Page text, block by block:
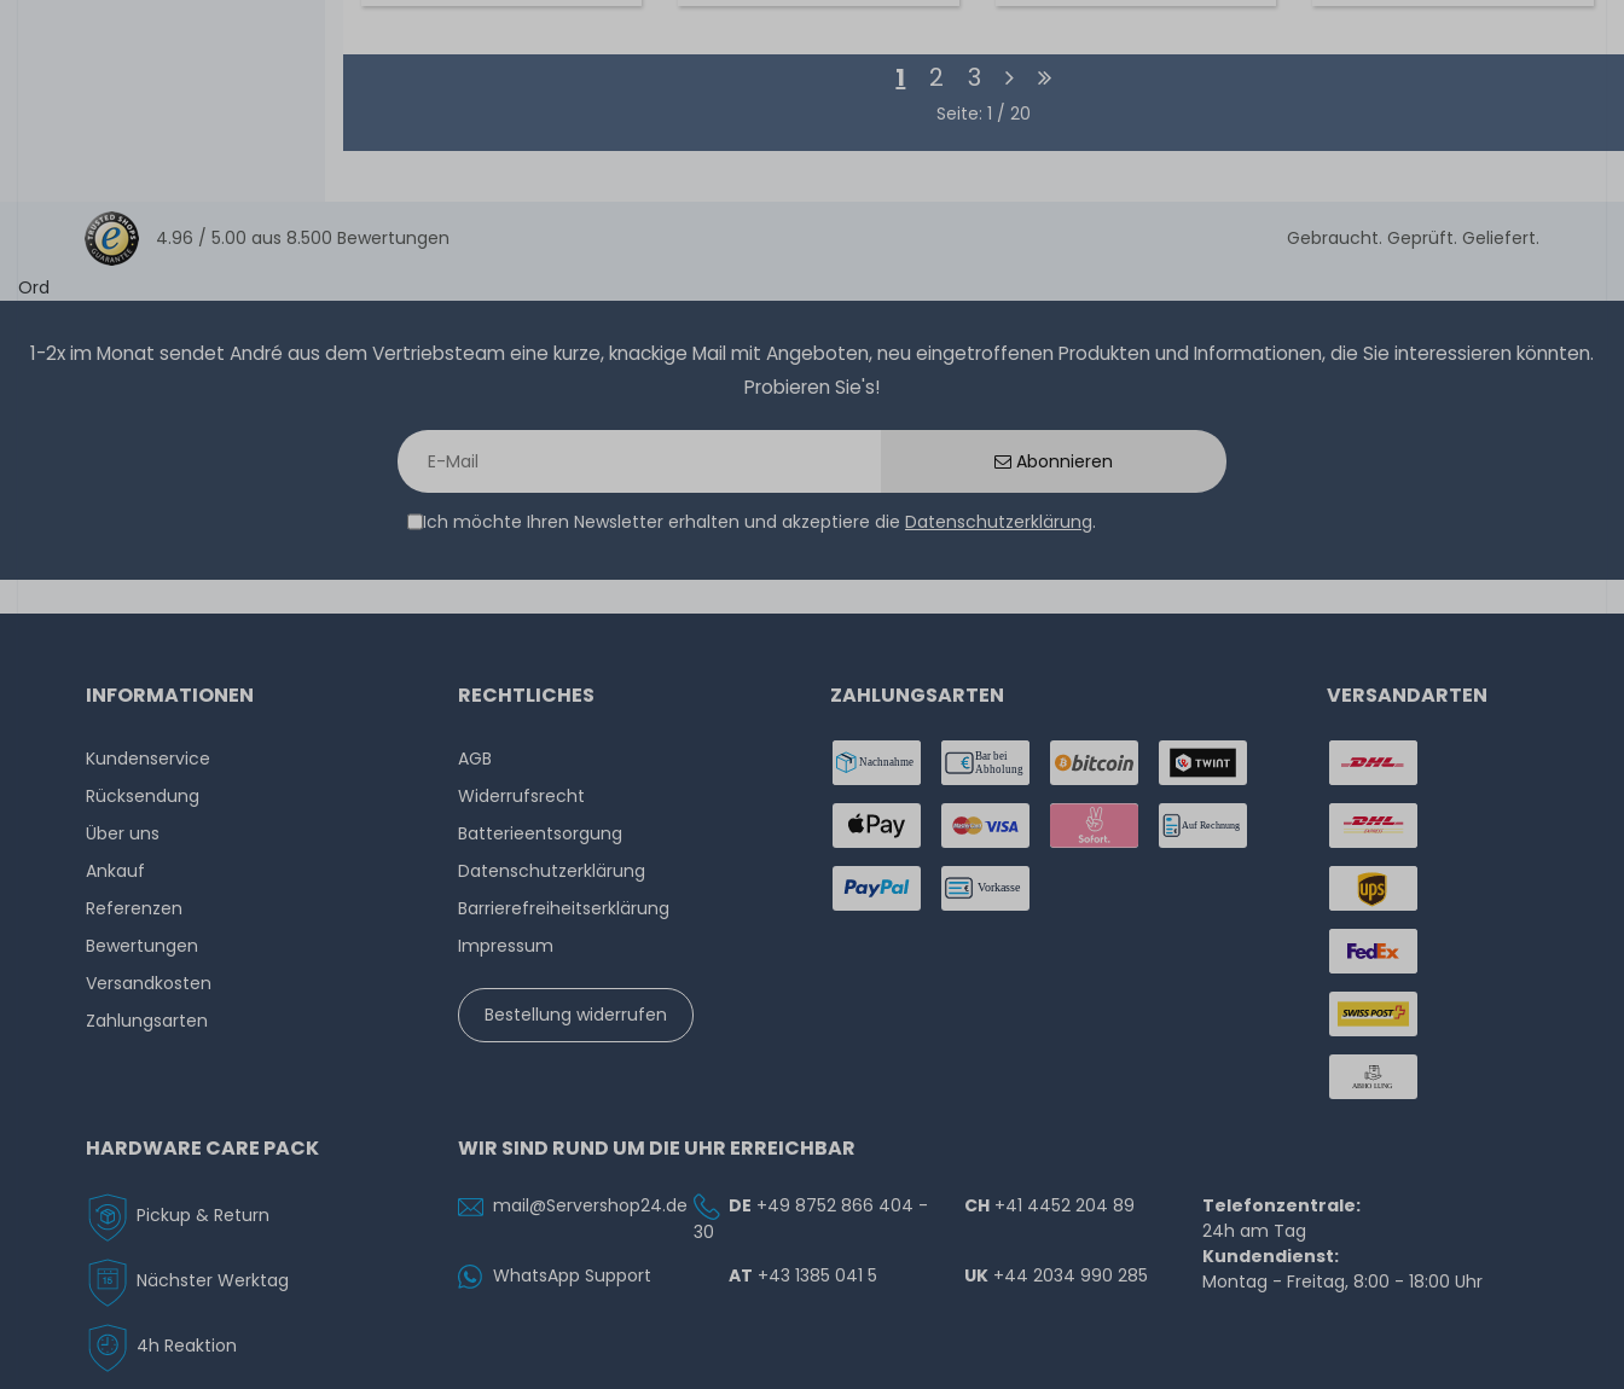
1 2 3
Seite: 1 / 20
4.96 / 5.00 aus 8.500 Bewertungen Gebraucht. Geprüft. Geliefert.
Ord
1-2x im Monat sendet André aus dem Vertriebsteam eine kurze, knackige Mail mit Angeboten, neu eingetroffenen Produkten und Informationen, die Sie interessieren könnten.
Probieren Sie's!
Abonnieren
Ich möchte Ihren Newsletter erhalten und akzeptiere die Datenschutzerklärung.
INFORMATIONEN
Kundenservice
Rücksendung
Über uns
Ankauf
Referenzen
Bewertungen
Versandkosten
Zahlungsarten
RECHTLICHES
AGB
Widerrufs­recht
Batterieentsorgung
Datenschutzerklärung
Barrierefreiheitserklärung
Impressum
Bestellung widerrufen
ZAHLUNGSARTEN VERSANDARTEN
HARDWARE CARE PACK
Pickup & Return
Nächster Werktag
4h Reaktion
WIR SIND RUND UM DIE UHR ERREICHBAR
mail@Servershop24.de DE +49 8752 866 404 -
30
CH +41 4452 204 89
WhatsApp Support AT +43 1385 041 5 UK +44 2034 990 285
Telefonzentrale:
24h am Tag
Kundendienst:
Montag - Freitag, 8:00 - 18:00 Uhr